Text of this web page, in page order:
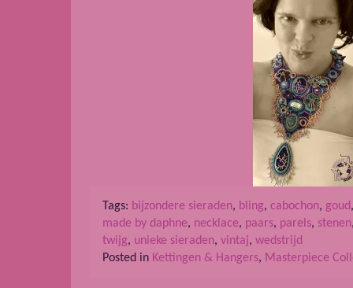
Tags: bijzondere sieraden, bling, cabochon, goud
made by daphne, necklace, paars, parels, stenen
twijg, unieke sieraden, vintaj, wedstrijd
Posted in Kettingen & Hangers, Masterpiece